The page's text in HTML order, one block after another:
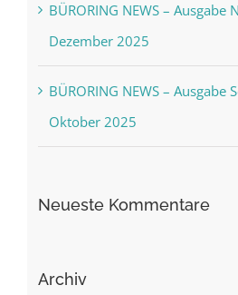
BÜRORING NEWS – Ausgabe
Dezember 2025
BÜRORING NEWS – Ausgabe
Oktober 2025
Neueste Kommentare
Archiv